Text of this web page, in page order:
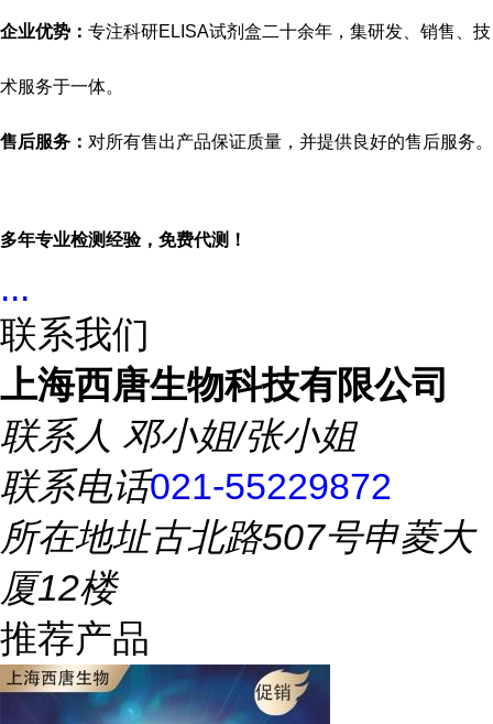
企业优势： 专注科研ELISA试剂盒二十余年，集研发、销售、技
术服务于一体。
售后服务： 对所有售出产品保证质量，并提供良好的售后服务。
多年专业检测经验，免费代测！
...
联系我们
上海西唐生物科技有限公司
联系人 邓小姐/张小姐
联系电话021-55229872
所在地址古北路507号申菱大
厦12楼
推荐产品